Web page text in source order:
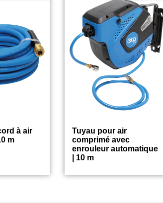
à air
m
€ 46.75
Tuyau pour air
comprimé avec
enrouleur automatique
| 10 m
€ 62.75